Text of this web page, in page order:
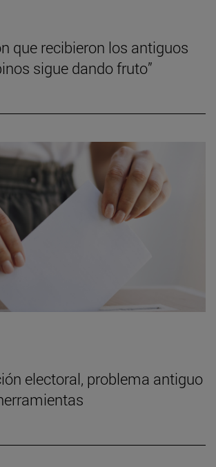
que recibieron los antiguos
sigue dando fruto”
electoral, problema antiguo